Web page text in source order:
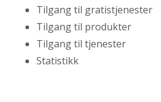
Tilgang til gratistjenester
Tilgang til produkter
Tilgang til tjenester
Statistikk